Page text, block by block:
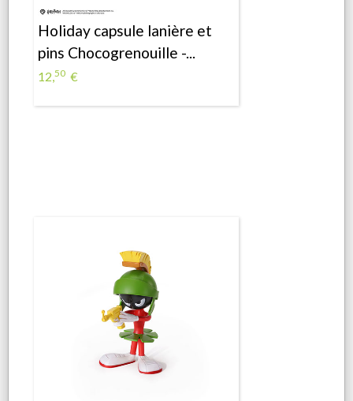
Holiday capsule lanière et
pins Chocogrenouille -...
12, 50 €